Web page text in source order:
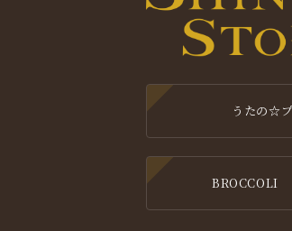
うたの☆
BROCCOLI